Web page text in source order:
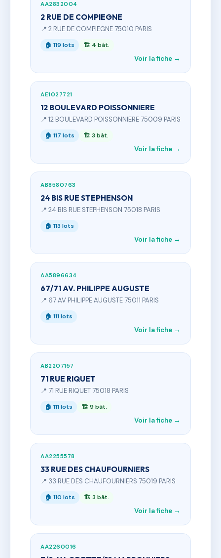
AA2832004
2 RUE DE COMPIEGNE
📍 2 RUE DE COMPIEGNE 75010 PARIS
🏠 119 lots 🏗 4 bât.
Voir la fiche →
AE1027721
12 BOULEVARD POISSONNIERE
📍 12 BOULEVARD POISSONNIERE 75009 PARIS
🏠 117 lots 🏗 3 bât.
Voir la fiche →
AB8580763
24 BIS RUE STEPHENSON
📍 24 BIS RUE STEPHENSON 75018 PARIS
🏠 113 lots
Voir la fiche →
AA5896634
67/71 AV. PHILIPPE AUGUSTE
📍 67 AV PHILIPPE AUGUSTE 75011 PARIS
🏠 111 lots
Voir la fiche →
AB2207157
71 RUE RIQUET
📍 71 RUE RIQUET 75018 PARIS
🏠 111 lots 🏗 9 bât.
Voir la fiche →
AA2255578
33 RUE DES CHAUFOURNIERS
📍 33 RUE DES CHAUFOURNIERS 75019 PARIS
🏠 110 lots 🏗 3 bât.
Voir la fiche →
AA2260016